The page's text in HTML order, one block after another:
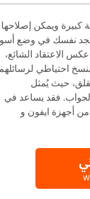
كبيرة ويمكن إصلاحها
نفسك في وضع
الاعتقاد الشائع،
احتياطي
حيث يُمثل
الجواب. فقد يساعد في
أجهزة ايفون و